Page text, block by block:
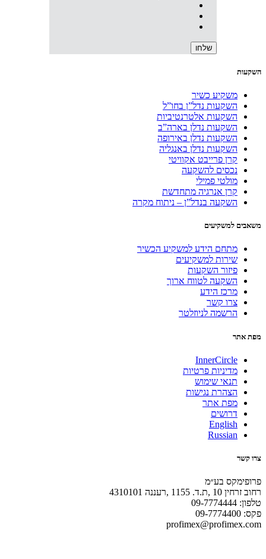
השקעות
משקיע כשיר
השקעות נדל”ן בחו”ל
השקעות אלטרנטיביות
השקעות נדלן בארה”ב
השקעות נדלן באירופה
השקעות נדלן באנגליה
קרן פרייבט אקוויטי
נכסים להשקעה
מולטי פמילי
קרן אנרגיה מתחדשת
השקעה בנדל”ן – ניתוח מקרה
משאבים למשקיעים
מתחם הידע למשקיע הכשיר
שירות למשקיעים
פיזור השקעות
השקעה לטווח ארוך
מרכז הידע
צרו קשר
הרשמה לניוזלטר
מפת אתר
InnerCircle
מדיניות פרטיות
תנאי שימוש
הצהרת נגישות
מפת אתר
דרושים
English
Russian
צרו קשר
פרופימקס בע״מ
רחוב זרחין 10 ,ת.ד. 1155 ,רעננה 4310101
טלפון: 09-7774444
פקס: 09-7774400
profimex@profimex.com